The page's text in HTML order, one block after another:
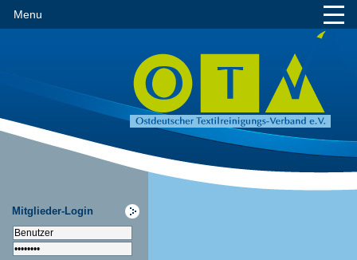
Menu
Mitglieder-Login